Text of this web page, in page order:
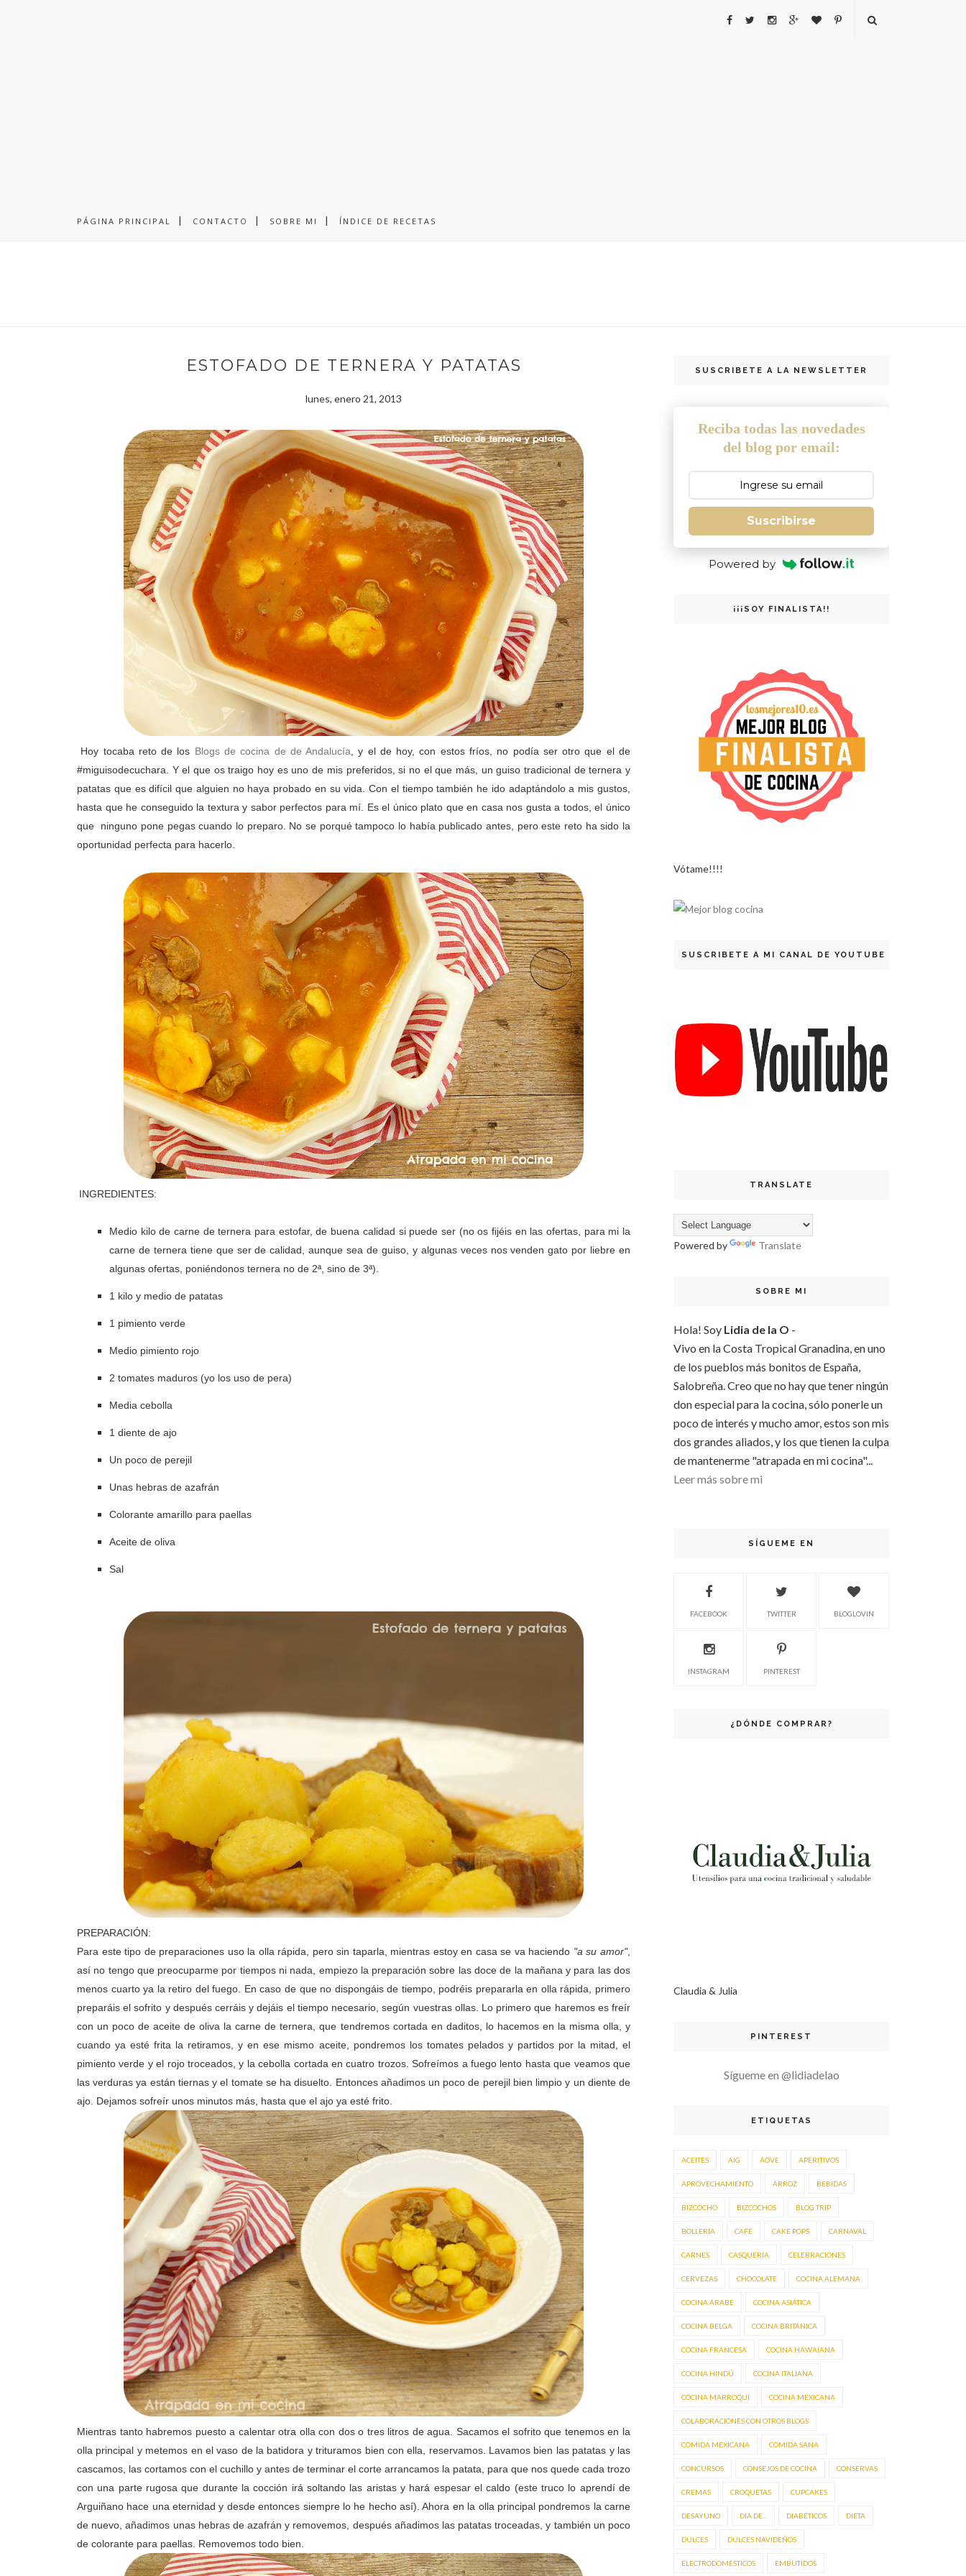
PÁGINA PRINCIPAL CONTACTO SOBRE MI ÍNDICE DE RECETAS
ESTOFADO DE TERNERA Y PATATAS
lunes, enero 21, 2013
Hoy tocaba reto de los Blogs de cocina de de Andalucía , y el de hoy, con estos fríos, no podía ser otro que el de
#miguisodecuchara. Y el que os traigo hoy es uno de mis preferidos, si no el que más, un guiso tradicional de ternera y
patatas que es difícil que alguien no haya probado en su vida. Con el tiempo también he ido adaptándolo a mis gustos,
hasta que he conseguido la textura y sabor perfectos para mí. Es el único plato que en casa nos gusta a todos, el único
que ninguno pone pegas cuando lo preparo. No se porqué tampoco lo había publicado antes, pero este reto ha sido la
oportunidad perfecta para hacerlo.
INGREDIENTES:
Medio kilo de carne de ternera para estofar, de buena calidad si puede ser (no os fijéis en las ofertas, para mi la
carne de ternera tiene que ser de calidad, aunque sea de guiso, y algunas veces nos venden gato por liebre en
algunas ofertas, poniéndonos ternera no de 2ª, sino de 3ª).
1 kilo y medio de patatas
1 pimiento verde
Medio pimiento rojo
2 tomates maduros (yo los uso de pera)
Media cebolla
1 diente de ajo
Un poco de perejil
Unas hebras de azafrán
Colorante amarillo para paellas
Aceite de oliva
Sal
PREPARACIÓN:
Para este tipo de preparaciones uso la olla rápida, pero sin taparla, mientras estoy en casa se va haciendo "a su amor",
así no tengo que preocuparme por tiempos ni nada, empiezo la preparación sobre las doce de la mañana y para las dos
menos cuarto ya la retiro del fuego. En caso de que no dispongáis de tiempo, podréis prepararla en olla rápida, primero
preparáis el sofrito y después cerráis y dejáis el tiempo necesario, según vuestras ollas. Lo primero que haremos es freír
con un poco de aceite de oliva la carne de ternera, que tendremos cortada en daditos, lo hacemos en la misma olla, y
cuando ya esté frita la retiramos, y en ese mismo aceite, pondremos los tomates pelados y partidos por la mitad, el
pimiento verde y el rojo troceados, y la cebolla cortada en cuatro trozos. Sofreímos a fuego lento hasta que veamos que
las verduras ya están tiernas y el tomate se ha disuelto. Entonces añadimos un poco de perejil bien limpio y un diente de
ajo. Dejamos sofreír unos minutos más, hasta que el ajo ya esté frito.
Mientras tanto habremos puesto a calentar otra olla con dos o tres litros de agua. Sacamos el sofrito que tenemos en la
olla principal y metemos en el vaso de la batidora y trituramos bien con ella, reservamos. Lavamos bien las patatas y las
cascamos, las cortamos con el cuchillo y antes de terminar el corte arrancamos la patata, para que nos quede cada trozo
con una parte rugosa que durante la cocción irá soltando las aristas y hará espesar el caldo (este truco lo aprendí de
Arguiñano hace una eternidad y desde entonces siempre lo he hecho así). Ahora en la olla principal pondremos la carne
de nuevo, añadimos unas hebras de azafrán y removemos, después añadimos las patatas troceadas, y también un poco
de colorante para paellas. Removemos todo bien.
SUSCRIBETE A LA NEWSLETTER
Reciba todas las novedades
del blog por email:
Suscribirse
Powered by
¡¡¡SOY FINALISTA!!
Vótame!!!!
SUSCRIBETE A MI CANAL DE YOUTUBE
TRANSLATE
Powered by Translate
SOBRE MI
Hola! Soy Lidia de la O -
Vivo en la Costa Tropical Granadina, en uno
de los pueblos más bonitos de España,
Salobreña. Creo que no hay que tener ningún
don especial para la cocina, sólo ponerle un
poco de interés y mucho amor, estos son mis
dos grandes aliados, y los que tienen la culpa
de mantenerme "atrapada en mi cocina"...
Leer más sobre mi
SÍGUEME EN
FACEBOOK TWITTER BLOGLOVIN
INSTAGRAM PINTEREST
¿DÓNDE COMPRAR?
Claudia & Julia
PINTEREST
Sígueme en @lidiadelao
ETIQUETAS
ACEITES AIG AOVE APERITIVOS
APROVECHAMIENTO ARROZ BEBIDAS
BIZCOCHO BIZCOCHOS BLOG TRIP
BOLLERÍA CAFÉ CAKE POPS CARNAVAL
CARNES CASQUERÍA CELEBRACIONES
CERVEZAS CHOCOLATE COCINA ALEMANA
COCINA ÁRABE COCINA ASIÁTICA
COCINA BELGA COCINA BRITÁNICA
COCINA FRANCESA COCINA HAWAIANA
COCINA HINDÚ COCINA ITALIANA
COCINA MARROQUÍ COCINA MEXICANA
COLABORACIONES CON OTROS BLOGS
COMIDA MEXICANA COMIDA SANA
CONCURSOS CONSEJOS DE COCINA CONSERVAS
CREMAS CROQUETAS CUPCAKES
DESAYUNO DÍA DE... DIABÉTICOS DIETA
DULCES DULCES NAVIDEÑOS
ELECTRODOMÉSTICOS EMBUTIDOS